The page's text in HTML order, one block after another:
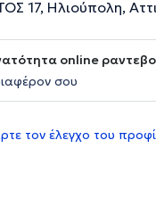
17, Ηλιούπολη,
online
σου
τον έλεγχο του